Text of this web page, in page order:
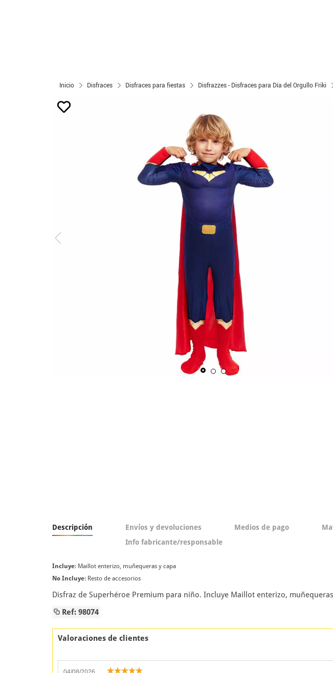
Inicio Disfraces Disfraces para fiestas Disfrazzes - Disfraces para Día del Orgullo Friki
Descripción Envíos y devoluciones Medios de pago
Info fabricante/responsable
Incluye: Maillot enterizo, muñequeras y capa
No Incluye: Resto de accesorios
Disfraz de Superhéroe Premium para niño. Incluye Maillot enterizo,
Ref: 98074
Valoraciones de clientes